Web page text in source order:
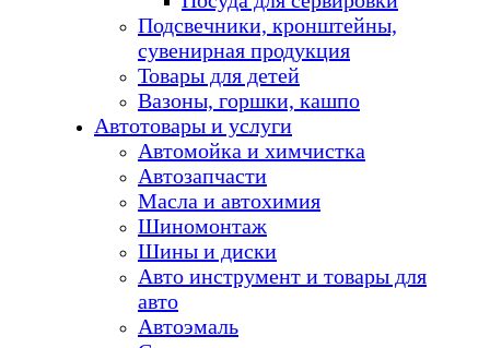
Подсвечники, кронштейны,
сувенирная продукция
Товары для детей
Вазоны, горшки, кашпо
Автотовары и услуги
Автомойка и химчистка
Автозапчасти
Масла и автохимия
Шиномонтаж
Шины и диски
Авто инструмент и товары для
авто
Автоэмаль